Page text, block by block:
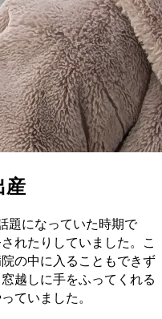
産
題になっていた時期で
れたりしていました。こ
の中に入ることもできず
越しに手をふってくれる
ていました。